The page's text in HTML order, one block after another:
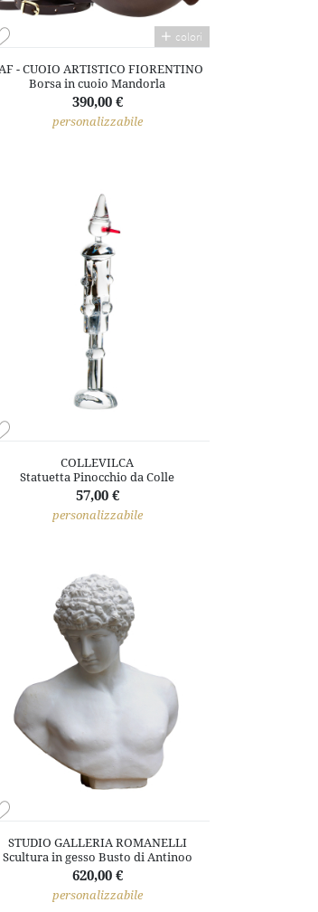
colori
- CUOIO ARTISTICO FIORENTINO
Borsa in cuoio Mandorla
390,00 €
personalizzabile
COLLEVILCA
Statuetta Pinocchio da Colle
57,00 €
personalizzabile
STUDIO GALLERIA ROMANELLI
Scultura in gesso Busto di Antinoo
620,00 €
personalizzabile